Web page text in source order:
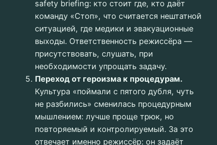
safety briefing: кто стоит где, кто даёт
команду «Стоп», что считается нештатной
ситуацией, где медики и эвакуационные
выходы. Ответственность режиссёра —
присутствовать, слушать, при
необходимости упрощать задачу.
Переход от героизма к процедурам.
Культура «поймали с пятого дубля, чуть
не разбились» сменилась процедурным
мышлением: лучше проще трюк, но
повторяемый и контролируемый. За это
отвечает именно режиссёр: он задаёт